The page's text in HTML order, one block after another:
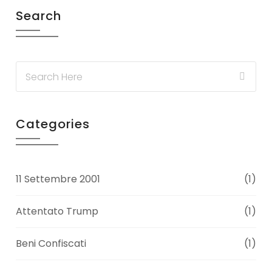
Search
Categories
11 Settembre 2001 (1)
Attentato Trump (1)
Beni Confiscati (1)